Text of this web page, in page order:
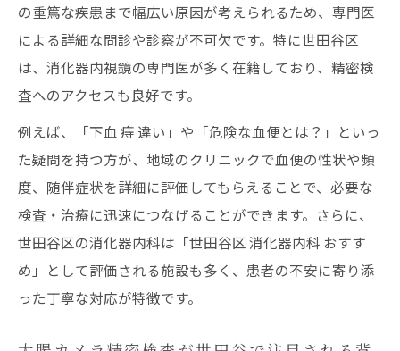
の重篤な疾患まで幅広い原因が考えられるため、専門医
による詳細な問診や診察が不可欠です。特に世田谷区
は、消化器内視鏡の専門医が多く在籍しており、精密検
査へのアクセスも良好です。
例えば、「下血 痔 違い」や「危険な血便とは？」といっ
た疑問を持つ方が、地域のクリニックで血便の性状や頻
度、随伴症状を詳細に評価してもらえることで、必要な
検査・治療に迅速につなげることができます。さらに、
世田谷区の消化器内科は「世田谷区 消化器内科 おすす
め」として評価される施設も多く、患者の不安に寄り添
った丁寧な対応が特徴です。